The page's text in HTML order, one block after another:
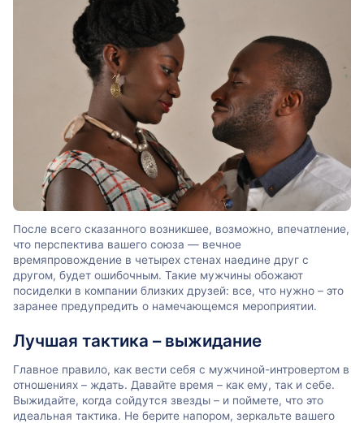
После всего сказанного возникшее, возможно, впечатление,
что перспектива вашего союза — вечное
времяпровождение в четырех стенах наедине друг с
другом, будет ошибочным. Такие мужчины обожают
посиделки в компании близких друзей: все, что нужно – это
заранее предупредить о намечающемся мероприятии.
Лучшая тактика – выжидание
Главное правило, как вести себя с мужчиной-интровертом в
отношениях – ждать. Давайте время – как ему, так и себе.
Выжидайте, когда сойдутся звезды – и поймете, что это
идеальная тактика. Не берите напором, зеркальте вашего